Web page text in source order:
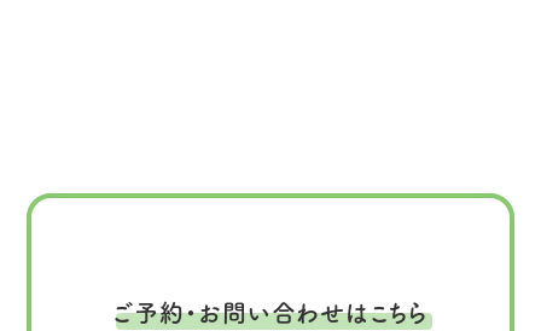
ご予約・お問い合わせはこちら